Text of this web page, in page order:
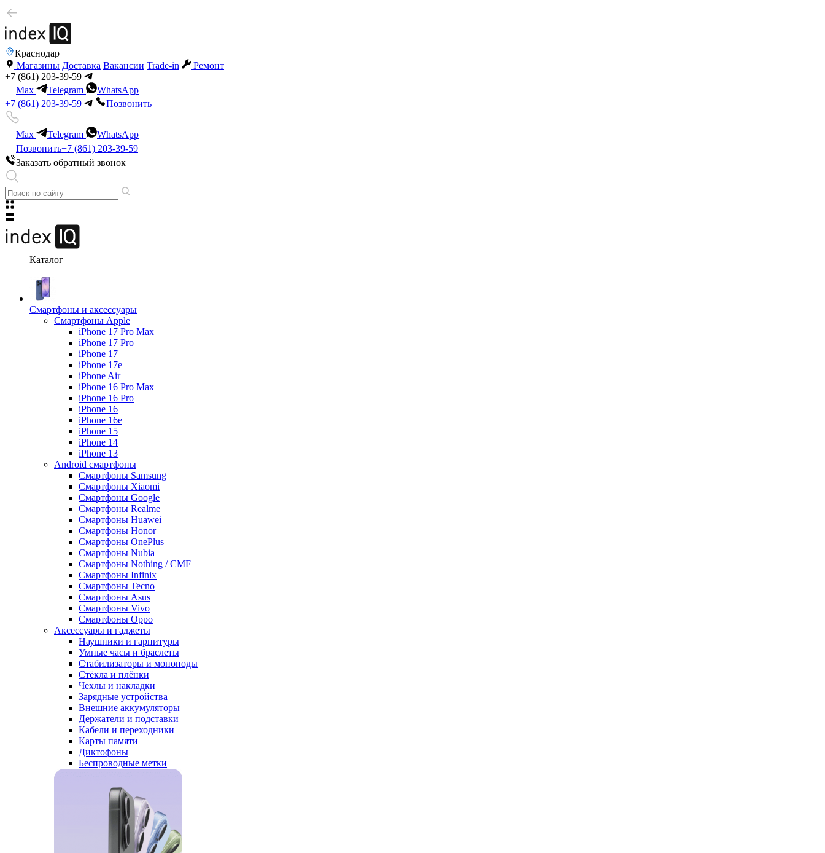
Краснодар
Магазины Доставка Вакансии Trade-in
Ремонт
+7 (861) 203-39-59
Max
Telegram
WhatsApp
+7 (861) 203-39-59
Позвонить
Max Telegram
WhatsApp
Позвонить+7 (861) 203-39-59
Заказать обратный звонок
Каталог
Смартфоны и аксессуары
Смартфоны Apple
iPhone 17 Pro Max
iPhone 17 Pro
iPhone 17
iPhone 17e
iPhone Air
iPhone 16 Pro Max
iPhone 16 Pro
iPhone 16
iPhone 16e
iPhone 15
iPhone 14
iPhone 13
Android cмартфоны
Смартфоны Samsung
Смартфоны Xiaomi
Смартфоны Google
Смартфоны Realme
Смартфоны Huawei
Смартфоны Honor
Смартфоны OnePlus
Смартфоны Nubia
Смартфоны Nothing / CMF
Смартфоны Infinix
Смартфоны Tecno
Смартфоны Asus
Смартфоны Vivo
Смартфоны Oppo
Аксессуары и гаджеты
Наушники и гарнитуры
Умные часы и браслеты
Стабилизаторы и моноподы
Стёкла и плёнки
Чехлы и накладки
Зарядные устройства
Внешние аккумуляторы
Держатели и подставки
Кабели и переходники
Карты памяти
Диктофоны
Беспроводные метки